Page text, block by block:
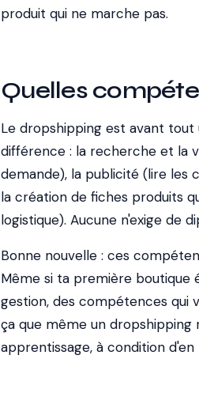
produit qui ne marche pas.
Quelles
Le dropshipping est avant
différence : la recherche et la
demande), la publicité (lire les
la création de fiches produits
logistique). Aucune n'exige de
Bonne nouvelle : ces
Même si ta première boutique
gestion, des compétences qui
ça que même un
apprentissage, à condition